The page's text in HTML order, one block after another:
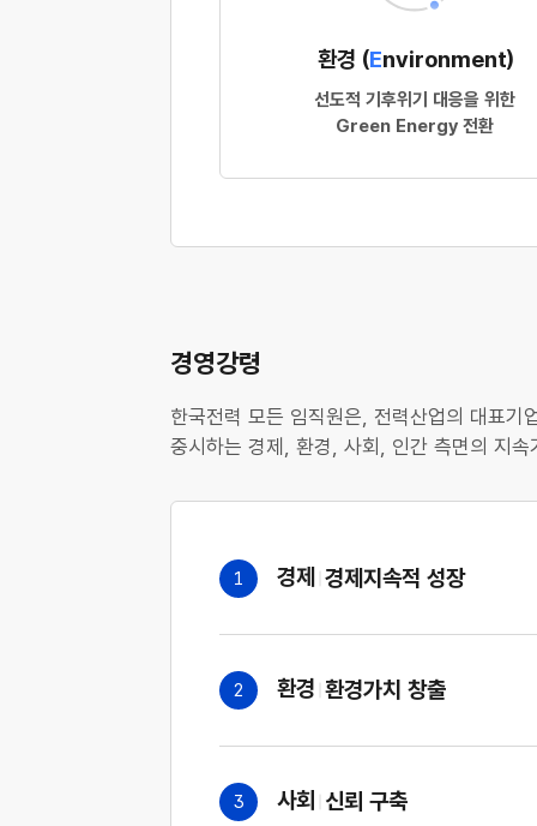
환경 (Environment)
선도적 기후위기 대응을 위한
Green Energy 전환
경영강령
한국전력 모든 임직원은, 전력산업의 대표
중시하는 경제, 환경, 사회, 인간 측면의 지
1 경제 경제지속적 성장
상세내용 열기
2 환경 환경가치 창출
상세내용 열기
3 사회 신뢰 구축
상세내용 열기